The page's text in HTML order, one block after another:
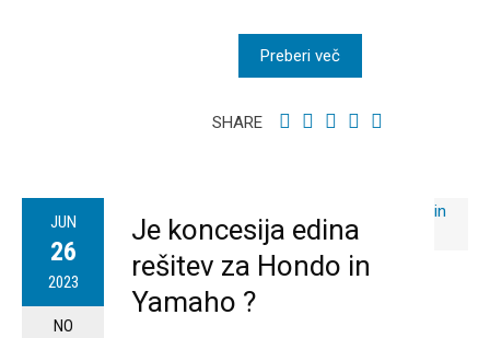
Preberi več
SHARE
JUN
26
2023
NO
Je koncesija edina
rešitev za Hondo in
Yamaho ?